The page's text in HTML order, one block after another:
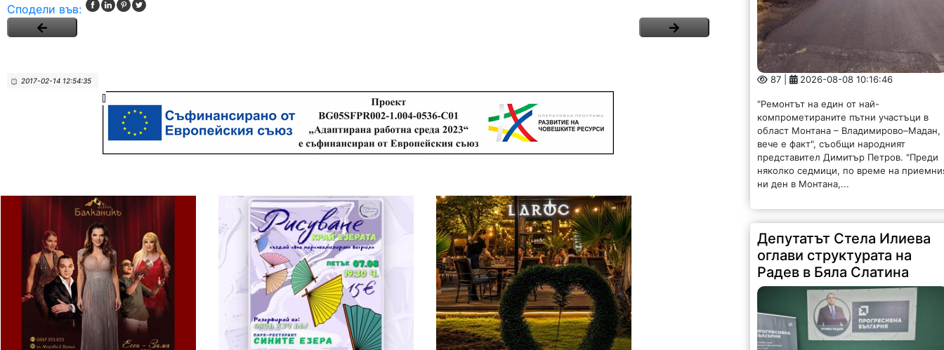
Сподели във:
2017-02-14 12:54:35 87 | 2026-08-08 10:16:46
"Ремонтът на един от най-
компрометираните пътни участъци в
област Монтана – Владимирово–Мадан,
вече е факт", съобщи народният
представител Димитър Петров. "Преди
няколко седмици, по време на
ни ден в Монтана,...
Депутатът Стела Илиева
оглави структурата на
Радев в Бяла Слатина